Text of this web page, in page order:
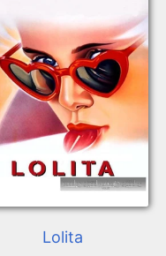
Lolita